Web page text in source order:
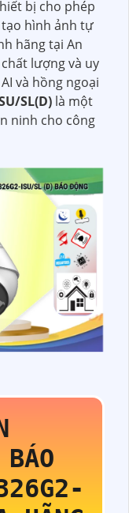
bị cho phép
hình ảnh tự
hãng tại An
lượng và uy
và hồng ngoại
SL(D) là một
ninh cho công